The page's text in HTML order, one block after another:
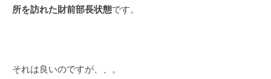
所を訪れた財前部長状態です。
それは良いのですが、、。